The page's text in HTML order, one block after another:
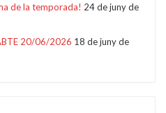
de la temporada! 24 de juny de
20/06/2026 18 de juny de